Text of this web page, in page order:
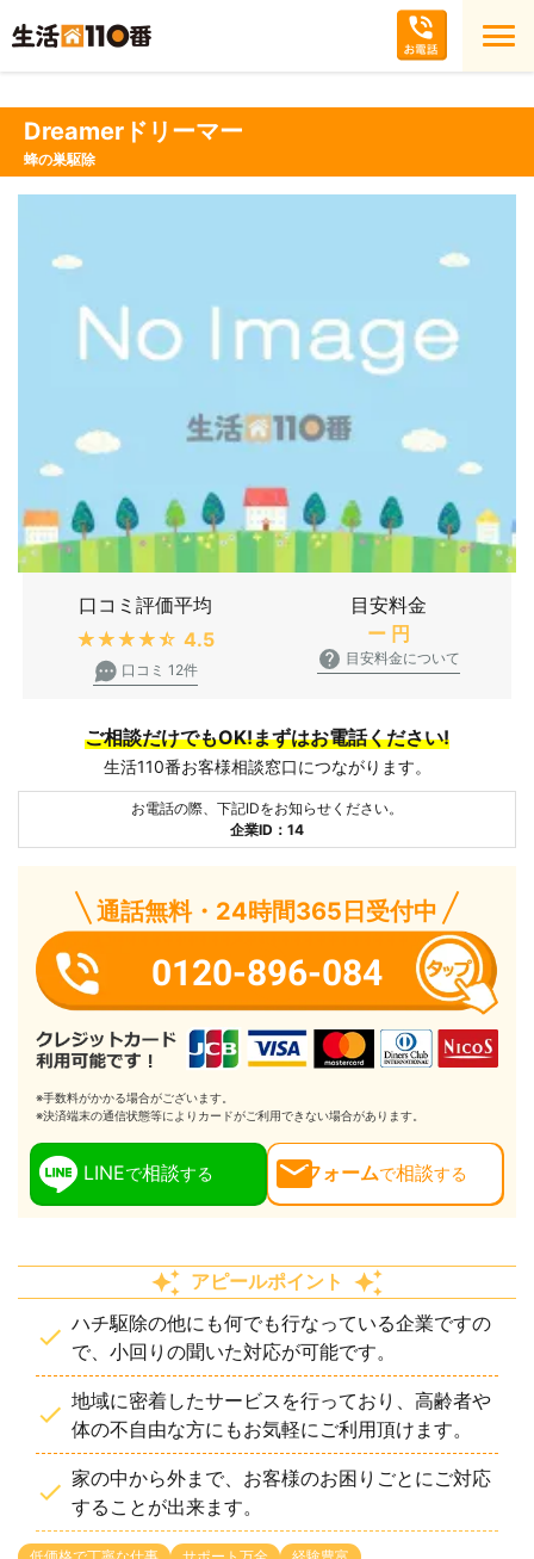
Dreamerドリーマー
蜂の巣駆除
口コミ評価平均
★★★★★ 4.5
口コミ 12件
目安料金
ー 円
目安料金について
ご相談だけでもOK!まずはお電話ください!
生活110番お客様相談窓口につながります。
お電話の際、下記IDをお知らせください。
企業ID：14
通話無料・24時間365日受付中
0120-896-084
※手数料がかかる場合がございます。
※決済端末の通信状態等によりカードがご利用できない場合があります。
LINEで相談する フォームで相談する
アピールポイント
ハチ駆除の他にも何でも行なっている企業ですの
で、小回りの聞いた対応が可能です。
地域に密着したサービスを行っており、高齢者や
体の不自由な方にもお気軽にご利用頂けます。
家の中から外まで、お客様のお困りごとにご対応
することが出来ます。